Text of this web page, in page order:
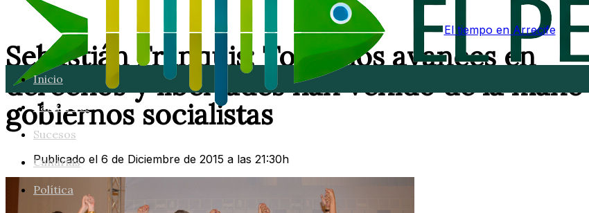
El tiempo en Arrecife
Inicio
Lanzarote
Sucesos
Canarias
Política
Sebastián Franquis: Todos los avances en
derechos y libertades han venido de la
gobiernos socialistas
Publicado el 6 de Diciembre de 2015 a las 21:30h